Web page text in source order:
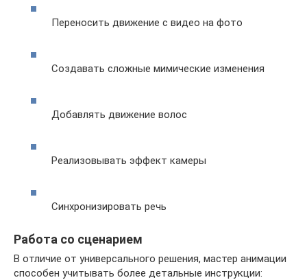
Переносить движение с видео на фото
Создавать сложные мимические изменения
Добавлять движение волос
Реализовывать эффект камеры
Синхронизировать речь
Работа со сценарием
В отличие от универсального решения, мастер анимации
способен учитывать более детальные инструкции: